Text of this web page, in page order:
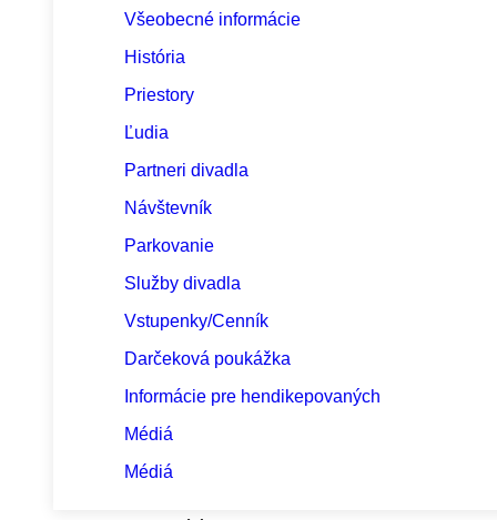
Všeobecné informácie
História
Priestory
Ľudia
Partneri divadla
Návštevník
Parkovanie
Služby divadla
Vstupenky/Cenník
Darčeková poukážka
Informácie pre hendikepovaných
Médiá
Médiá